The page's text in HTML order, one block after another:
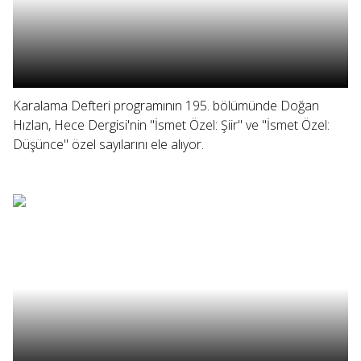
Karalama Defteri programının 195. bölümünde Doğan
Hızlan, Hece Dergisi'nin "İsmet Özel: Şiir" ve "İsmet Özel:
Düşünce" özel sayılarını ele alıyor.